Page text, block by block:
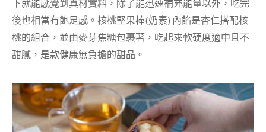
下就能感覺到真材實料，除了能迅速補充能量以外，吃完
後也相當有飽足感。 核桃堅果棒(奶素) 內餡是杏仁搭配核
桃的組合，並由麥芽焦糖包裹著，吃起來軟硬度適中且不
甜膩，是款健康無負擔的甜品。